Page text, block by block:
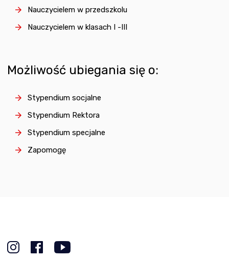
Nauczycielem w przedszkolu
Nauczycielem w klasach I -III
Możliwość ubiegania się o:
Stypendium socjalne
Stypendium Rektora
Stypendium specjalne
Zapomogę